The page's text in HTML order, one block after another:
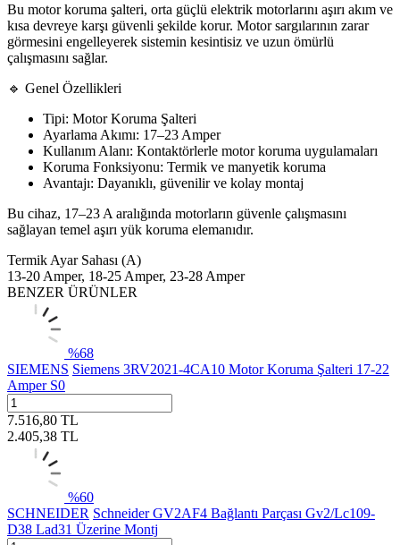
Bu motor koruma şalteri, orta güçlü elektrik motorlarını aşırı akım ve
kısa devreye karşı güvenli şekilde korur. Motor sargılarının zarar
görmesini engelleyerek sistemin kesintisiz ve uzun ömürlü
çalışmasını sağlar.
🔹 Genel Özellikleri
Tipi: Motor Koruma Şalteri
Ayarlama Akımı: 17–23 Amper
Kullanım Alanı: Kontaktörlerle motor koruma uygulamaları
Koruma Fonksiyonu: Termik ve manyetik koruma
Avantajı: Dayanıklı, güvenilir ve kolay montaj
Bu cihaz, 17–23 A aralığında motorların güvenle çalışmasını
sağlayan temel aşırı yük koruma elemanıdır.
Termik Ayar Sahası (A)
13-20 Amper, 18-25 Amper, 23-28 Amper
BENZER ÜRÜNLER
%68
SIEMENS Siemens 3RV2021-4CA10 Motor Koruma Şalteri 17-22
Amper S0
7.516,80 TL
2.405,38 TL
%60
SCHNEIDER Schneider GV2AF4 Bağlantı Parçası Gv2/Lc109-
D38 Lad31 Üzerine Montj